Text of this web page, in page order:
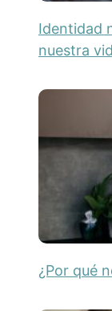
Identidad
nuestra
¿Por qué